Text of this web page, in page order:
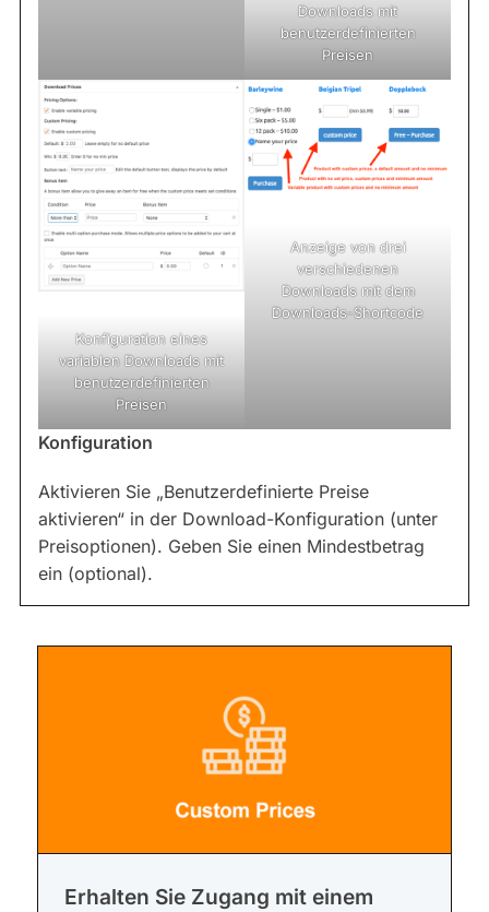
Downloads mit
benutzerdefinierten
Preisen
Konfiguration eines
variablen Downloads mit
benutzerdefinierten
Preisen
Anzeige von drei
verschiedenen
Downloads mit dem
Downloads-Shortcode
Konfiguration
Aktivieren Sie „Benutzerdefinierte Preise
aktivieren“ in der Download-Konfiguration (unter
Preisoptionen). Geben Sie einen Mindestbetrag
ein (optional).
Erhalten Sie Zugang mit einem